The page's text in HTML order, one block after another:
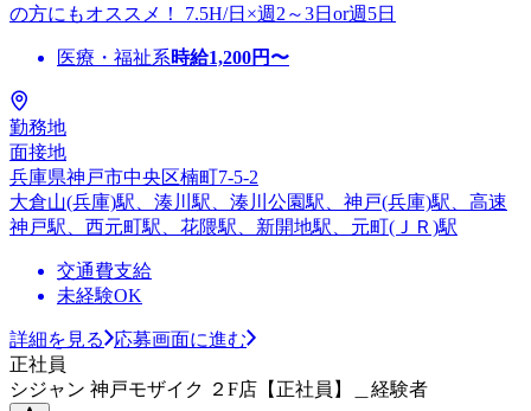
の方にもオススメ！ 7.5H/日×週2～3日or週5日
医療・福祉系時給1,200円〜
勤務地
面接地
兵庫県神戸市中央区楠町7-5-2
大倉山(兵庫)駅、湊川駅、湊川公園駅、神戸(兵庫)駅、高速
神戸駅、西元町駅、花隈駅、新開地駅、元町(ＪＲ)駅
交通費支給
未経験OK
詳細を見る
応募画面に進む
正社員
シジャン 神戸モザイク ２F店【正社員】＿経験者